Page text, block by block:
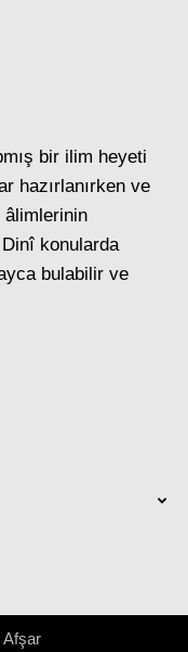
bir ilim heyeti
hazırlanırken ve
âlimlerinin
konularda
bulabilir ve
Afşar